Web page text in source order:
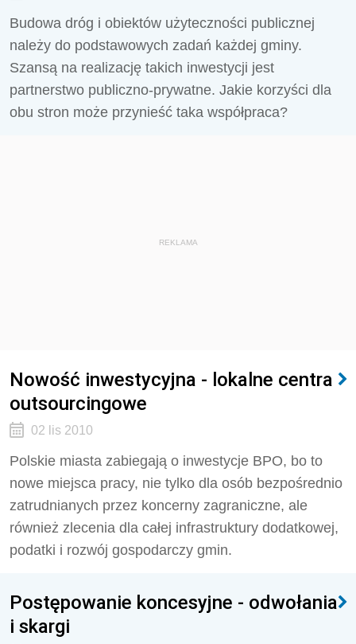
Budowa dróg i obiektów użyteczności publicznej
należy do podstawowych zadań każdej gminy.
Szansą na realizację takich inwestycji jest
partnerstwo publiczno-prywatne. Jakie korzyści dla
obu stron może przynieść taka współpraca?
REKLAMA
Nowość inwestycyjna - lokalne centra
outsourcingowe
02 lis 2010
Polskie miasta zabiegają o inwestycje BPO, bo to
nowe miejsca pracy, nie tylko dla osób bezpośrednio
zatrudnianych przez koncerny zagraniczne, ale
również zlecenia dla całej infrastruktury dodatkowej,
podatki i rozwój gospodarczy gmin.
Postępowanie koncesyjne - odwołania
i skargi